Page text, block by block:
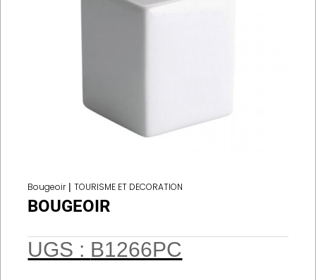
Bougeoir|TOURISME ET DECORATION
BOUGEOIR
UGS : B1266PC